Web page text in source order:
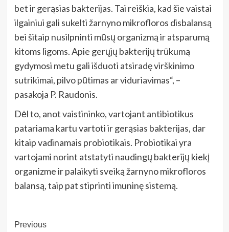
bet ir gerąsias bakterijas. Tai reiškia, kad šie vaistai
ilgainiui gali sukelti žarnyno mikrofloros disbalansą
bei šitaip nusilpninti mūsų organizmą ir atsparumą
kitoms ligoms. Apie gerųjų bakterijų trūkumą
gydymosi metu gali išduoti atsiradę virškinimo
sutrikimai, pilvo pūtimas ar viduriavimas“, –
pasakoja P. Raudonis.
Dėl to, anot vaistininko, vartojant antibiotikus
patariama kartu vartoti ir gerąsias bakterijas, dar
kitaip vadinamais probiotikais. Probiotikai yra
vartojami norint atstatyti naudingų bakterijų kiekį
organizme ir palaikyti sveiką žarnyno mikrofloros
balansą, taip pat stiprinti imuninę sistemą.
Post
Previous